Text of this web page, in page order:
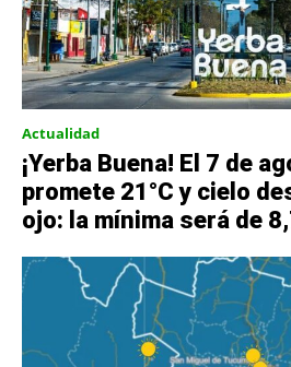
Actualidad
¡Yerba Buena! El 7 de
promete 21°C y cielo
ojo: la mínima será de